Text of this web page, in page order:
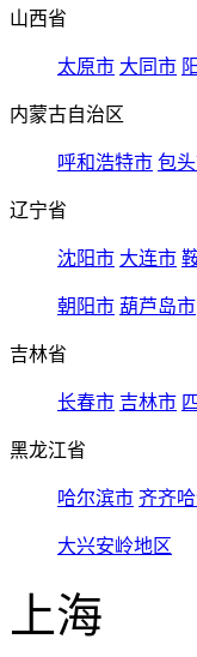
山西省
太原市 大同市
内蒙古自治区
呼和浩特市 包
辽宁省
沈阳市 大连市
朝阳市 葫芦岛市
吉林省
长春市 吉林市
黑龙江省
哈尔滨市 齐齐
大兴安岭地区
上海